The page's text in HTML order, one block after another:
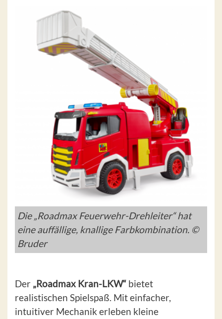
Die „Roadmax Feuerwehr-Drehleiter“ hat
eine auffällige, knallige Farbkombination. ©
Bruder
Der „Roadmax Kran-LKW“ bietet
realistischen Spielspaß. Mit einfacher,
intuitiver Mechanik erleben kleine